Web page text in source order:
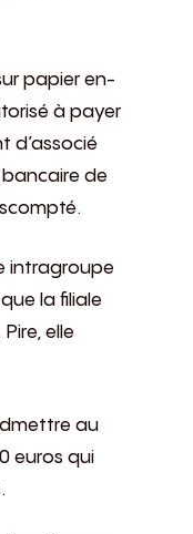
papier en-
à payer
d’associé
bancaire de
intragroupe
la filiale
elle
au
euros qui